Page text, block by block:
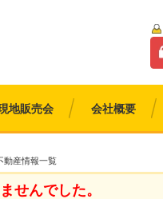
地販売会 会社概要
動産情報一覧
せんでした。